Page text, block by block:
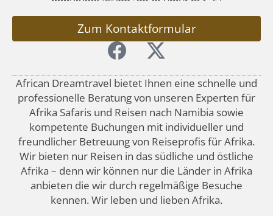
Zum Kontaktformular
African Dreamtravel bietet Ihnen eine schnelle und
professionelle Beratung von unseren Experten für
Afrika Safaris und Reisen nach Namibia sowie
kompetente Buchungen mit individueller und
freundlicher Betreuung von Reiseprofis für Afrika.
Wir bieten nur Reisen in das südliche und östliche
Afrika – denn wir können nur die Länder in Afrika
anbieten die wir durch regelmäßige Besuche
kennen. Wir leben und lieben Afrika.